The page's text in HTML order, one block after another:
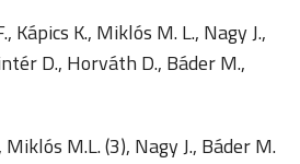
Kápics K., Miklós M. L., Nagy J.,
D., Horváth D., Báder M.,
M.L. (3), Nagy J., Báder M.